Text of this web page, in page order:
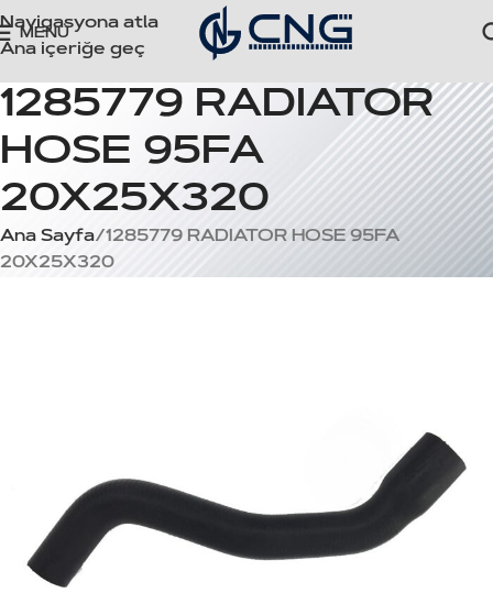
Navigasyona atla
Ana içeriğe geç
MENÜ
1285779 RADIATOR
HOSE 95FA
20X25X320
Ana Sayfa
1285779 RADIATOR HOSE 95FA
20X25X320